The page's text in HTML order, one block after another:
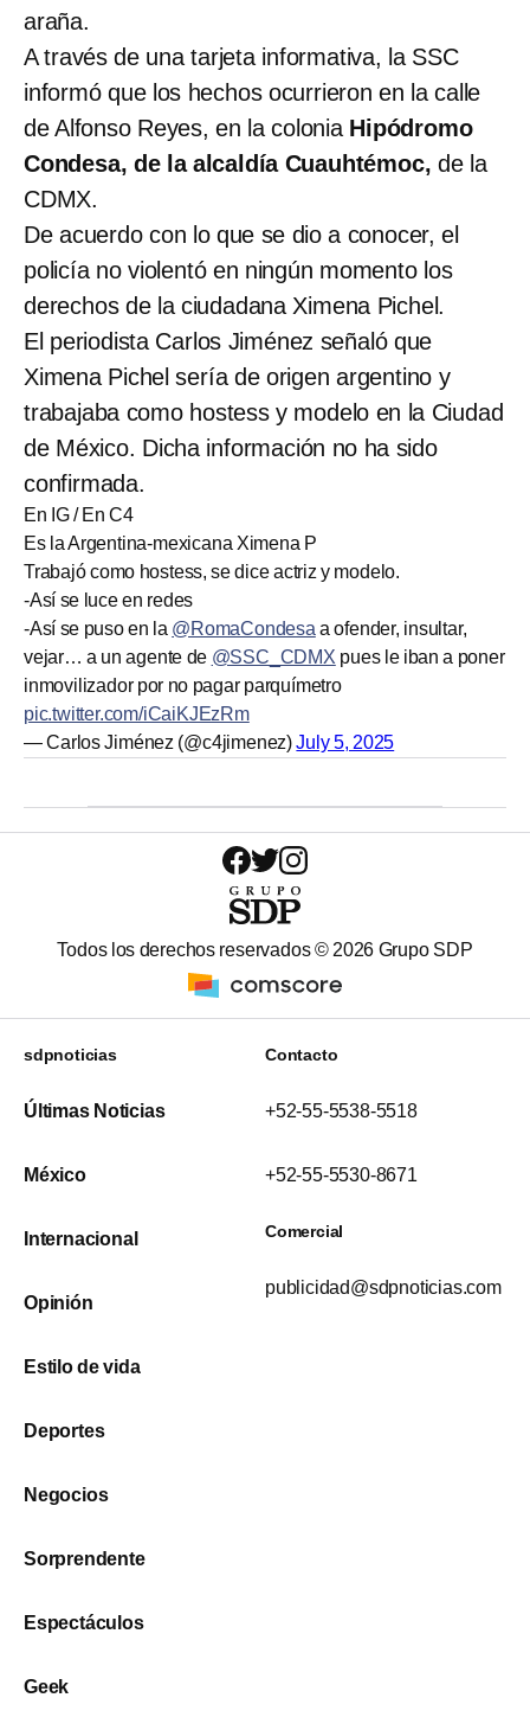
araña.
A través de una tarjeta informativa, la SSC
informó que los hechos ocurrieron en la calle
de Alfonso Reyes, en la colonia Hipódromo
Condesa, de la alcaldía Cuauhtémoc, de la
CDMX.
De acuerdo con lo que se dio a conocer, el
policía no violentó en ningún momento los
derechos de la ciudadana Ximena Pichel.
El periodista Carlos Jiménez señaló que
Ximena Pichel sería de origen argentino y
trabajaba como hostess y modelo en la Ciudad
de México. Dicha información no ha sido
confirmada.
En IG / En C4
Es la Argentina-mexicana Ximena P
Trabajó como hostess, se dice actriz y modelo.
-Así se luce en redes
-Así se puso en la @RomaCondesa a ofender, insultar,
vejar… a un agente de @SSC_CDMX pues le iban a poner
inmovilizador por no pagar parquímetro
pic.twitter.com/iCaiKJEzRm
— Carlos Jiménez (@c4jimenez)July 5, 2025
Todos los derechos reservados © 2026 Grupo SDP
sdpnoticias
Últimas Noticias
México
Internacional
Opinión
Estilo de vida
Deportes
Negocios
Sorprendente
Espectáculos
Geek
Contacto
+52-55-5538-5518
+52-55-5530-8671
Comercial
publicidad@sdpnoticias.com